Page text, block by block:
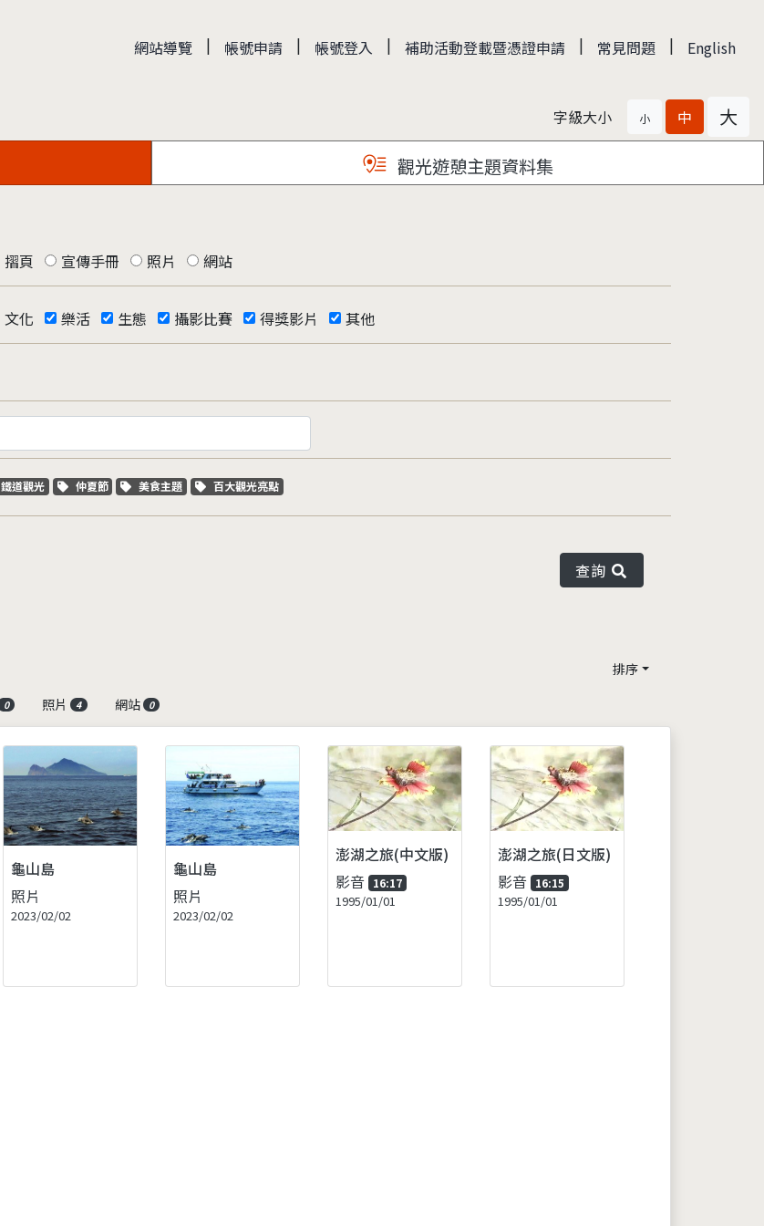
網站導覽 | 帳號申請 | 帳號登入 | 補助活動登載暨憑證申請 | 常見問題 | English
字級大小 小 中 大
觀光遊憩主題資料集
摺頁 宣傳手冊 照片 網站
文化 樂活 生態 攝影比賽 得獎影片 其他
關鍵字標籤
鐵道觀光 關鍵字標籤
仲夏節 關鍵字標籤
美食主題 關鍵字標籤
百大觀光亮點
查詢
排序
0 照片 4 網站 0
龜山島
照片
2023/02/02
龜山島
照片
2023/02/02
澎湖之旅(中文版)
影音 16:17
1995/01/01
澎湖之旅(日文版)
影音 16:15
1995/01/01